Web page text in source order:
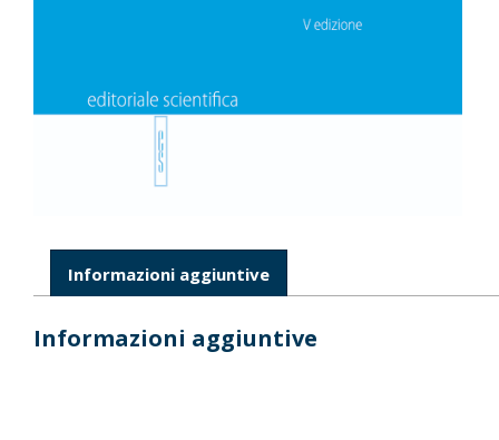
Informazioni aggiuntive
Informazioni aggiuntive